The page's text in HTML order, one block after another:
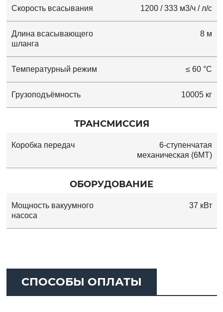
Скорость всасывания 1200 / 333 м3/ч / л/с
Длина всасывающего
шланга
8 м
Температурный режим ≤ 60 °C
Грузоподъёмность 10005 кг
ТРАНСМИССИЯ
Коробка передач
6-ступенчатая
механическая (6MT)
ОБОРУДОВАНИЕ
Мощность вакуумного
насоса
37 кВт
СПОСОБЫ ОПЛАТЫ